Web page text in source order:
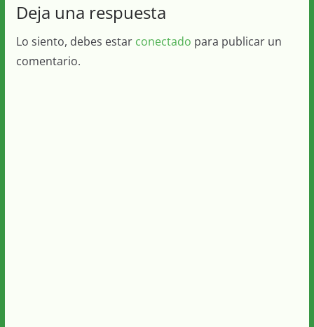
Deja una respuesta
Lo siento, debes estar conectado para publicar un
comentario.